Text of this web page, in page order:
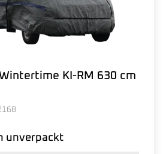
KI-RM 630 cm
unverpackt